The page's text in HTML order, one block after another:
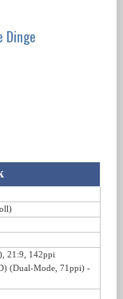
Dinge
21:9, 142ppi
(Dual-Mode, 71ppi) -